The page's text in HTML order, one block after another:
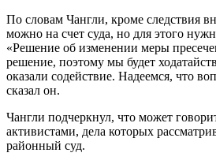
По словам Чангли, кроме следствия
можно на счет суда, но для этого
«Решение об изменении меры
решение, поэтому мы будет
оказали содействие. Надеемся, что
сказал он.
Чангли подчеркнул, что может
активистами, дела которых
районный суд.